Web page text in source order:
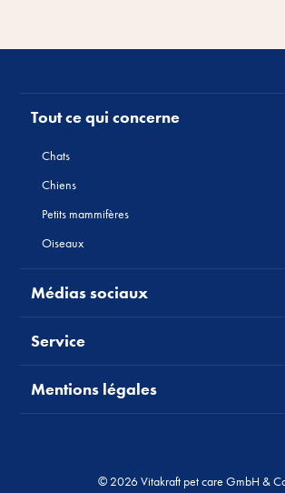
Tout ce qui concerne
Chats
Chiens
Petits mammifères
Oiseaux
Médias sociaux
Service
Mentions légales
© 2026 Vitakraft pet care GmbH &